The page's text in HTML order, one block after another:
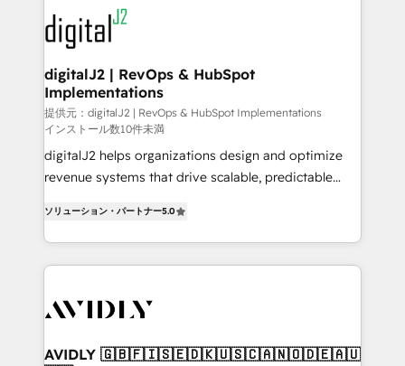
learn more!
experts in marketing automation, growth, revops,
CRM and webdesign (We focus on EMEA - USA
customers).
digitalJ2 | RevOps & HubSpot
Implementations
提供元：digitalJ2 | RevOps & HubSpot Implementations
インストール数10件未満
digitalJ2 helps organizations design and optimize
revenue systems that drive scalable, predictable
Partner, we specialize in both strategic RevOps
planning and hands-on technical execution - building
the operational foundation companies need to
Healthcare - Financial Services - Managed IT (MSP) -
we help: ✔️ Full HubSpot implementations and portal
ソリューション・パートナー5.0
AVIDLY 🇬🇧🇫🇮🇸🇪🇩🇰🇺🇸🇨🇦🇳🇴🇩🇪🇦🇺